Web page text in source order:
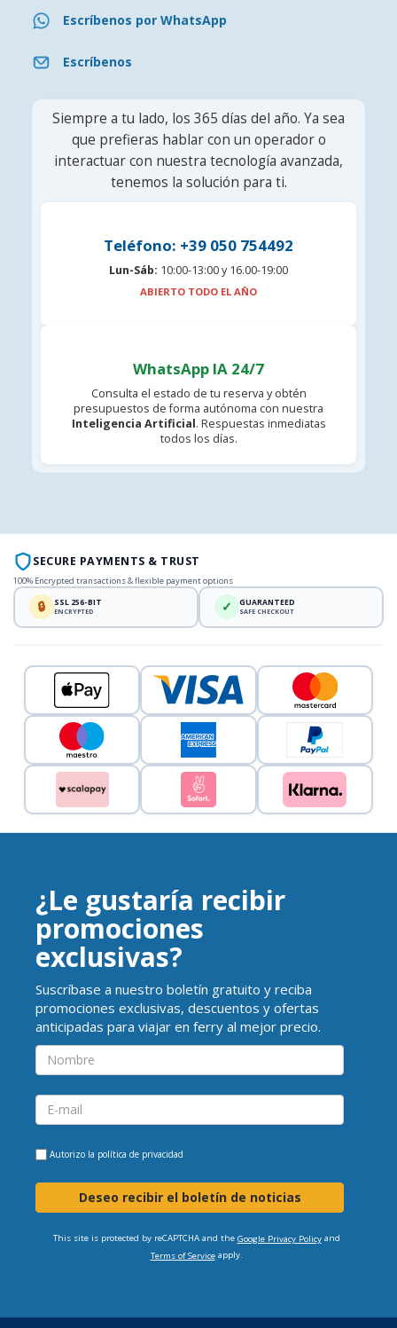
Escríbenos por WhatsApp
Escríbenos
Siempre a tu lado, los 365 días del año. Ya sea
que prefieras hablar con un operador o
interactuar con nuestra tecnología avanzada,
tenemos la solución para ti.
Teléfono: +39 050 754492
Lun-Sáb: 10:00-13:00 y 16.00-19:00
ABIERTO TODO EL AÑO
WhatsApp IA 24/7
Consulta el estado de tu reserva y obtén
presupuestos de forma autónoma con nuestra
Inteligencia Artificial. Respuestas inmediatas
todos los días.
SECURE PAYMENTS & TRUST
100% Encrypted transactions & flexible payment options
🔒 SSL 256-BIT
ENCRYPTED ✓ GUARANTEED
SAFE CHECKOUT
¿Le gustaría recibir
promociones
exclusivas?
Suscríbase a nuestro boletín gratuito y reciba
promociones exclusivas, descuentos y ofertas
anticipadas para viajar en ferry al mejor precio.
Autorizo la política de privacidad
Deseo recibir el boletín de noticias
This site is protected by reCAPTCHA and the Google Privacy Policyand
Terms of Serviceapply.